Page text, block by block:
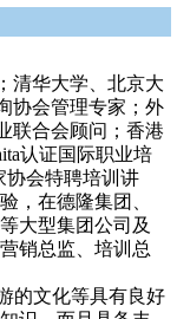
清华大学、北京大
协会管理专家；外
联合会顾问；香港
认证国际职业培
协会特聘培训讲
，在德隆集团、
大型集团公司及
销总监、培训总
的文化等具有良好